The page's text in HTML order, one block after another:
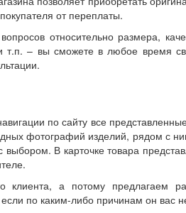
от переплаты.
относительно размера,
т.п. – вы сможете в любое время
по сайту все
фотографий изделий, рядом с
В карточке товара
клиента, а потому предлагаем
по каким-либо причинам он вас